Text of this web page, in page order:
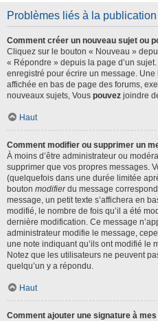
Problèmes liés à la
Comment créer un nouveau sujet ou
Cliquez sur le bouton « Nouveau »
« Répondre » depuis la page d’un
enregistré pour écrire un message.
affichée en bas de page des forums,
nouveaux sujets, Vous pouvez joindre
Haut
Comment modifier ou supprimer un
À moins d’être administrateur ou
supprimer que vos propres messages.
(quelquefois dans une durée limitée
bouton modifierdu message
message, un petit texte s’affichera en
modifié, le nombre de fois qu’il a été
dernière modification. Ce message
administrateur modifie le message,
une note indiquant qu’ils ont modifié le
Notez que les utilisateurs ne peuvent
quelqu’un y a répondu.
Haut
Comment ajouter une signature à